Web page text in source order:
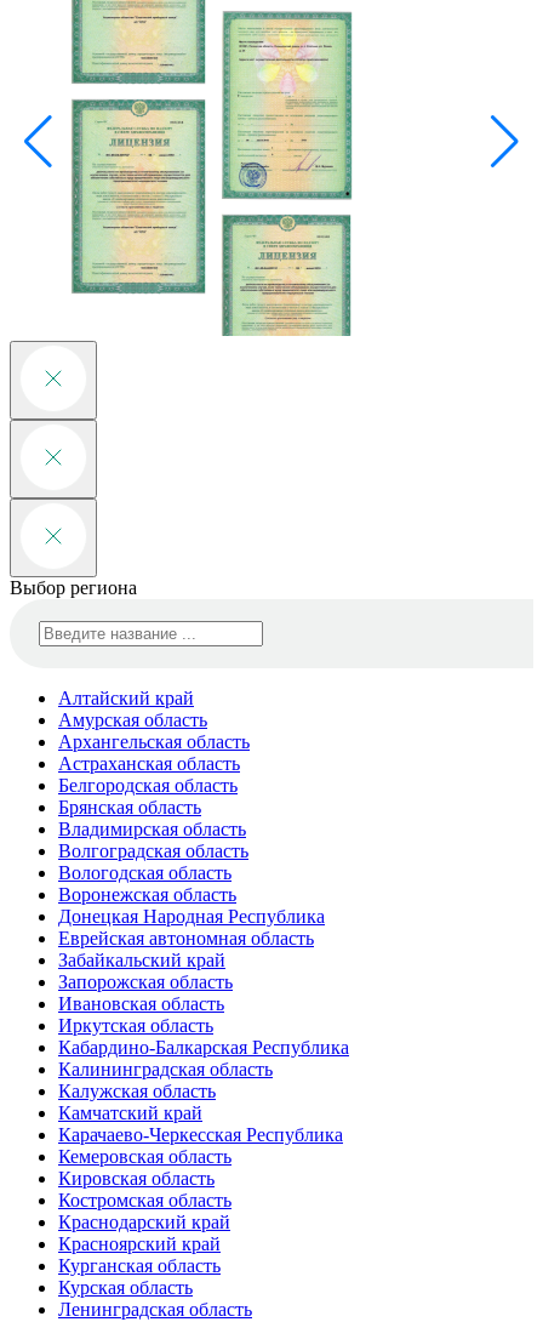
Выбор региона
Алтайский край
Амурская область
Архангельская область
Астраханская область
Белгородская область
Брянская область
Владимирская область
Волгоградская область
Вологодская область
Воронежская область
Донецкая Народная Республика
Еврейская автономная область
Забайкальский край
Запорожская область
Ивановская область
Иркутская область
Кабардино-Балкарская Республика
Калининградская область
Калужская область
Камчатский край
Карачаево-Черкесская Республика
Кемеровская область
Кировская область
Костромская область
Краснодарский край
Красноярский край
Курганская область
Курская область
Ленинградская область